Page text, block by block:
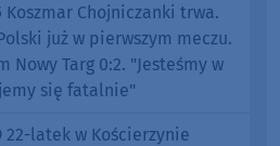
Koszmar Chojniczanki trwa.
już w pierwszym meczu.
Nowy Targ 0:2. "Jesteśmy w
się fatalnie"
22-latek w Kościerzynie